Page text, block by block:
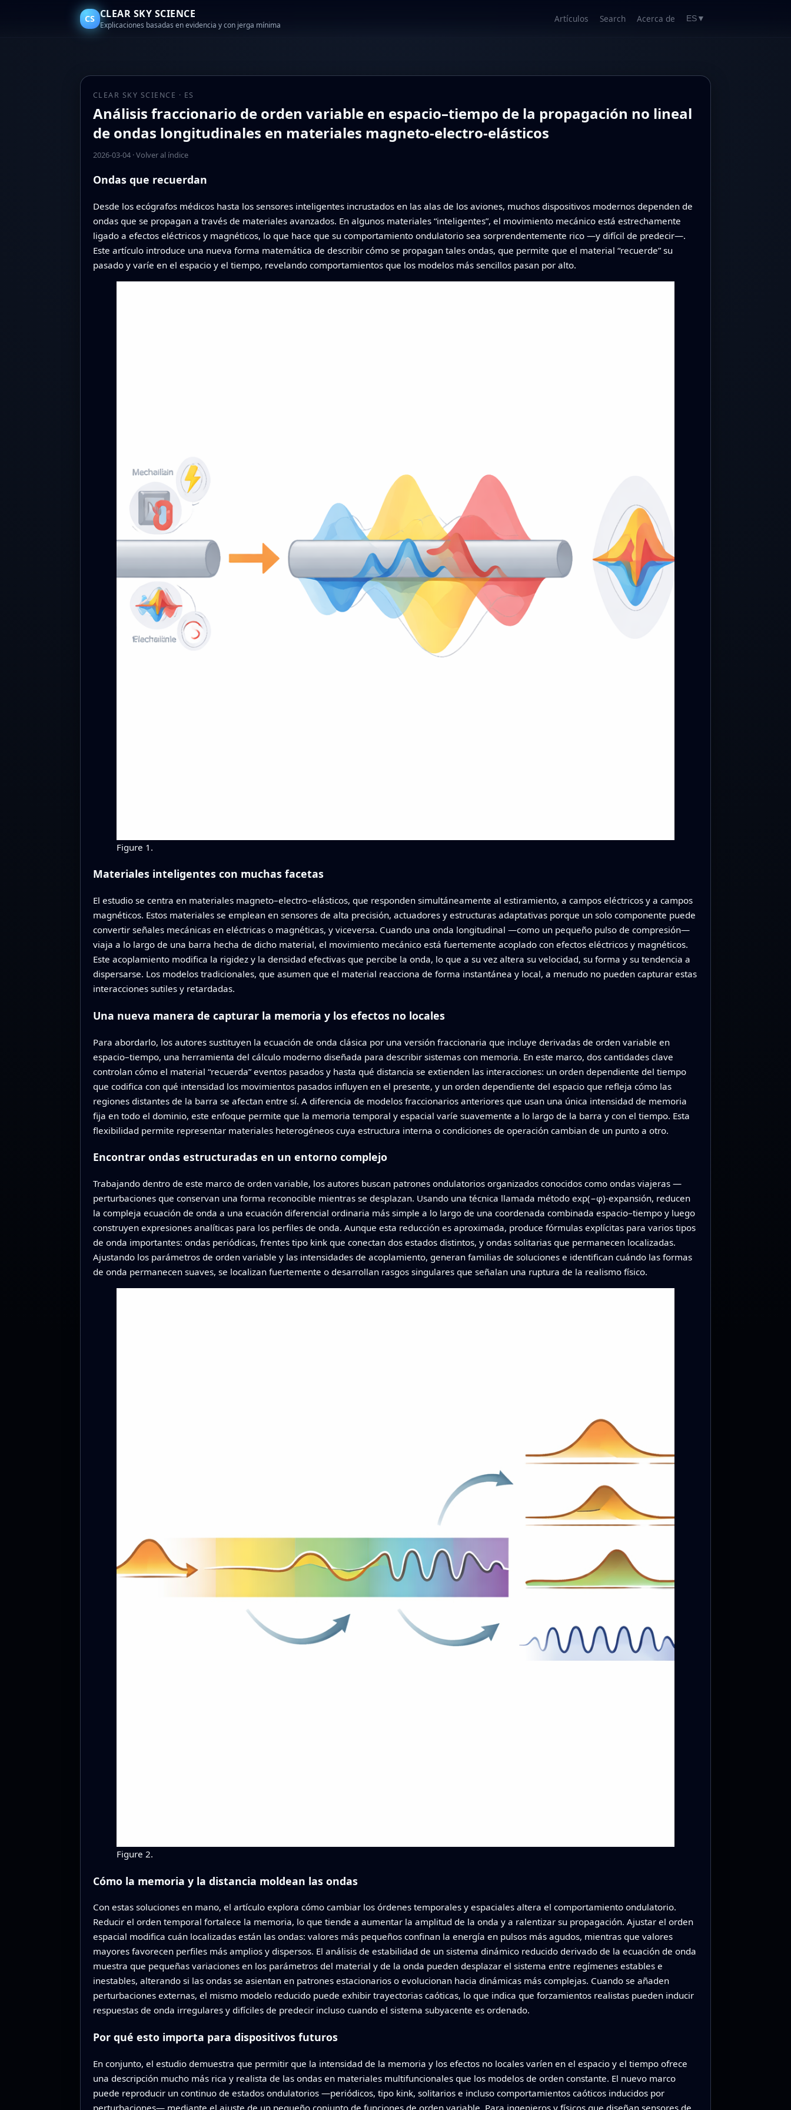
CS CLEAR SKY SCIENCE
Explicaciones basadas en evidencia y con jerga mínima
Artículos Search Acerca de ES ▼
CLEAR SKY SCIENCE · ES
Análisis fraccionario de orden variable en espacio–tiempo de la propagación no lineal
de ondas longitudinales en materiales magneto-electro-elásticos
2026-03-04·Volver al índice
Ondas que recuerdan
Desde los ecógrafos médicos hasta los sensores inteligentes incrustados en las alas de los aviones, muchos dispositivos modernos dependen de
ondas que se propagan a través de materiales avanzados. En algunos materiales “inteligentes”, el movimiento mecánico está estrechamente
ligado a efectos eléctricos y magnéticos, lo que hace que su comportamiento ondulatorio sea sorprendentemente rico —y difícil de predecir—.
Este artículo introduce una nueva forma matemática de describir cómo se propagan tales ondas, que permite que el material “recuerde” su
pasado y varíe en el espacio y el tiempo, revelando comportamientos que los modelos más sencillos pasan por alto.
Figure 1.
Materiales inteligentes con muchas facetas
El estudio se centra en materiales magneto–electro–elásticos, que responden simultáneamente al estiramiento, a campos eléctricos y a campos
magnéticos. Estos materiales se emplean en sensores de alta precisión, actuadores y estructuras adaptativas porque un solo componente puede
convertir señales mecánicas en eléctricas o magnéticas, y viceversa. Cuando una onda longitudinal —como un pequeño pulso de compresión—
viaja a lo largo de una barra hecha de dicho material, el movimiento mecánico está fuertemente acoplado con efectos eléctricos y magnéticos.
Este acoplamiento modifica la rigidez y la densidad efectivas que percibe la onda, lo que a su vez altera su velocidad, su forma y su tendencia a
dispersarse. Los modelos tradicionales, que asumen que el material reacciona de forma instantánea y local, a menudo no pueden capturar estas
interacciones sutiles y retardadas.
Una nueva manera de capturar la memoria y los efectos no locales
Para abordarlo, los autores sustituyen la ecuación de onda clásica por una versión fraccionaria que incluye derivadas de orden variable en
espacio–tiempo, una herramienta del cálculo moderno diseñada para describir sistemas con memoria. En este marco, dos cantidades clave
controlan cómo el material “recuerda” eventos pasados y hasta qué distancia se extienden las interacciones: un orden dependiente del tiempo
que codifica con qué intensidad los movimientos pasados influyen en el presente, y un orden dependiente del espacio que refleja cómo las
regiones distantes de la barra se afectan entre sí. A diferencia de modelos fraccionarios anteriores que usan una única intensidad de memoria
fija en todo el dominio, este enfoque permite que la memoria temporal y espacial varíe suavemente a lo largo de la barra y con el tiempo. Esta
flexibilidad permite representar materiales heterogéneos cuya estructura interna o condiciones de operación cambian de un punto a otro.
Encontrar ondas estructuradas en un entorno complejo
Trabajando dentro de este marco de orden variable, los autores buscan patrones ondulatorios organizados conocidos como ondas viajeras —
perturbaciones que conservan una forma reconocible mientras se desplazan. Usando una técnica llamada método exp(−φ)-expansión, reducen
la compleja ecuación de onda a una ecuación diferencial ordinaria más simple a lo largo de una coordenada combinada espacio–tiempo y luego
construyen expresiones analíticas para los perfiles de onda. Aunque esta reducción es aproximada, produce fórmulas explícitas para varios tipos
de onda importantes: ondas periódicas, frentes tipo kink que conectan dos estados distintos, y ondas solitarias que permanecen localizadas.
Ajustando los parámetros de orden variable y las intensidades de acoplamiento, generan familias de soluciones e identifican cuándo las formas
de onda permanecen suaves, se localizan fuertemente o desarrollan rasgos singulares que señalan una ruptura de la realismo físico.
Figure 2.
Cómo la memoria y la distancia moldean las ondas
Con estas soluciones en mano, el artículo explora cómo cambiar los órdenes temporales y espaciales altera el comportamiento ondulatorio.
Reducir el orden temporal fortalece la memoria, lo que tiende a aumentar la amplitud de la onda y a ralentizar su propagación. Ajustar el orden
espacial modifica cuán localizadas están las ondas: valores más pequeños confinan la energía en pulsos más agudos, mientras que valores
mayores favorecen perfiles más amplios y dispersos. El análisis de estabilidad de un sistema dinámico reducido derivado de la ecuación de onda
muestra que pequeñas variaciones en los parámetros del material y de la onda pueden desplazar el sistema entre regímenes estables e
inestables, alterando si las ondas se asientan en patrones estacionarios o evolucionan hacia dinámicas más complejas. Cuando se añaden
perturbaciones externas, el mismo modelo reducido puede exhibir trayectorias caóticas, lo que indica que forzamientos realistas pueden inducir
respuestas de onda irregulares y difíciles de predecir incluso cuando el sistema subyacente es ordenado.
Por qué esto importa para dispositivos futuros
En conjunto, el estudio demuestra que permitir que la intensidad de la memoria y los efectos no locales varíen en el espacio y el tiempo ofrece
una descripción mucho más rica y realista de las ondas en materiales multifuncionales que los modelos de orden constante. El nuevo marco
puede reproducir un continuo de estados ondulatorios —periódicos, tipo kink, solitarios e incluso comportamientos caóticos inducidos por
perturbaciones— mediante el ajuste de un pequeño conjunto de funciones de orden variable. Para ingenieros y físicos que diseñan sensores de